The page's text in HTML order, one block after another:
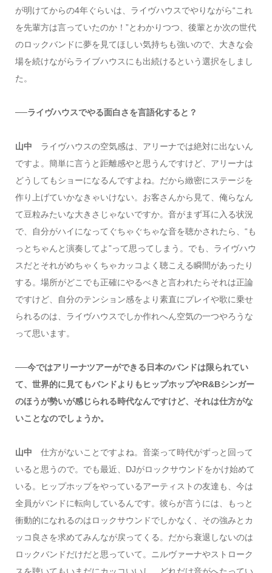
が明けてからの4年ぐらいは、ライヴハウスでやりながら“これ
を先輩方は言っていたのか！”とわかりつつ、後輩とか次の世代
のロックバンドに夢を見てほしい気持ちも強いので、大きな会
場を続けながらライブハウスにも出続けるという選択をしまし
た。
──ライヴハウスでやる面白さを言語化すると？
山中 ライヴハウスの空気感は、アリーナでは絶対に出ないん
ですよ。簡単に言うと距離感やと思うんですけど、アリーナは
どうしてもショーになるんですよね。だから緻密にステージを
作り上げていかなきゃいけない。お客さんから見て、俺らなん
て豆粒みたいな大きさじゃないですか。音がまず耳に入る状況
で、自分がハイになってぐちゃぐちゃな音を聴かされたら、“も
っとちゃんと演奏してよ”って思ってしまう。でも、ライヴハウ
スだとそれがめちゃくちゃカッコよく聴こえる瞬間があったり
する。場所がどこでも正確にやるべきと言われたらそれは正論
ですけど、自分のテンション感をより素直にプレイや歌に乗せ
られるのは、ライヴハウスでしか作れへん空気の一つやろうな
って思います。
──今ではアリーナツアーができる日本のバンドは限られてい
て、世界的に見てもバンドよりもヒップホップやR&Bシンガー
のほうが勢いが感じられる時代なんですけど、それは仕方がな
いことなのでしょうか。
山中 仕方がないことですよね。音楽って時代がずっと回って
いると思うので。でも最近、DJがロックサウンドをかけ始めて
いる。ヒップホップをやっているアーティストの友達も、今は
全員がバンドに転向しているんです。彼らが言うには、もっと
衝動的になれるのはロックサウンドでしかなく、その強みとカ
ッコ良さを求めてみんなが戻ってくる。だから衰退しないのは
ロックバンドだけだと思っていて。ニルヴァーナやストローク